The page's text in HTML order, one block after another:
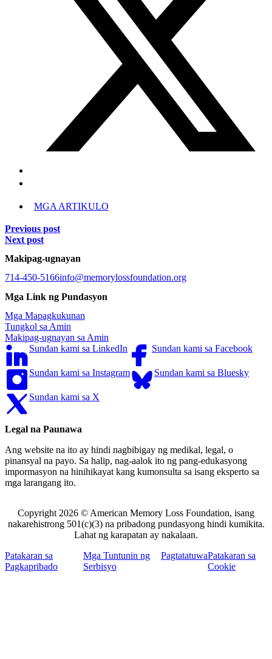
MGA ARTIKULO
Previous post
Next post
Mga Link ng Pundasyon
Mga Mapagkukunan
Tungkol sa Amin
Makipag-ugnayan sa Amin
Sundan kami sa LinkedIn
Sundan kami sa Facebook
Sundan kami sa Instagram Sundan kami sa Bluesky
Sundan kami sa X
Makipag-ugnayan
714-450-5166info@memorylossfoundation.org
Legal na Paunawa
Ang website na ito ay hindi nagbibigay ng medikal, legal, o
pinansyal na payo. Sa halip, nag-aalok ito ng pang-edukasyong
impormasyon na hinihikayat kang kumonsulta sa isang eksperto sa
mga larangang ito.
Copyright 2026 © American Memory Loss Foundation, isang
nakarehistrong 501(c)(3) na pribadong pundasyong hindi kumikita.
Lahat ng karapatan ay nakalaan.
Patakaran sa
Pagkapribado
Mga Tuntunin ng
Serbisyo
PagtatatuwaPatakaran sa
Cookie